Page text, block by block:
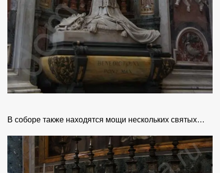
В соборе также находятся мощи нескольких святых…